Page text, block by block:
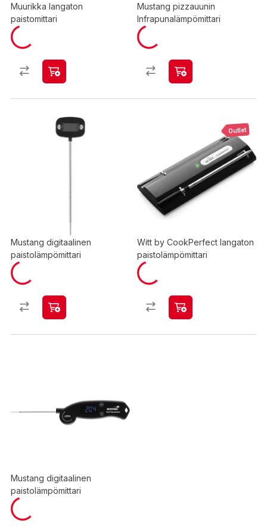
Muurikka langaton
paistomittari
Mustang pizzauunin
Infrapunalämpömittari
Mustang digitaalinen
paistolämpömittari
Outlet
Witt by CookPerfect langaton
paistolämpömittari
Mustang digitaalinen
paistolämpömittari